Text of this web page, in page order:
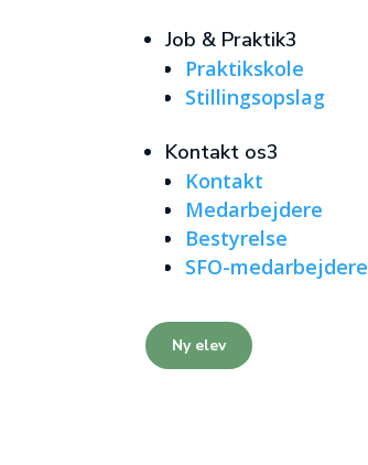
Job & Praktik3
Praktikskole
Stillingsopslag
Kontakt os3
Kontakt
Medarbejdere
Bestyrelse
SFO-medarbejdere
Ny elev